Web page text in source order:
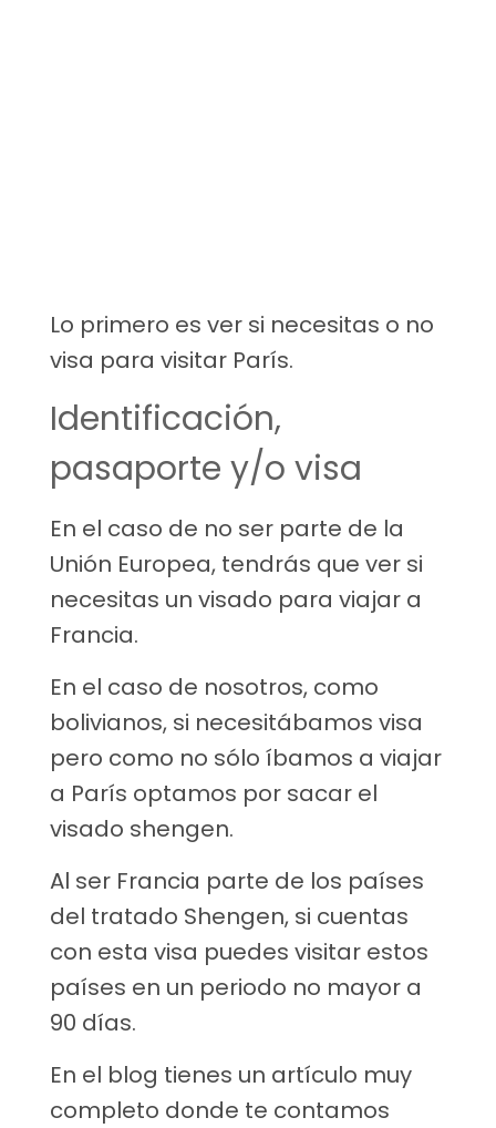
Lo primero es ver si necesitas o no
visa para visitar París.
Identificación,
pasaporte y/o visa
En el caso de no ser parte de la
Unión Europea, tendrás que ver si
necesitas un visado para viajar a
Francia.
En el caso de nosotros, como
bolivianos, si necesitábamos visa
pero como no sólo íbamos a viajar
a París optamos por sacar el
visado shengen.
Al ser Francia parte de los países
del tratado Shengen, si cuentas
con esta visa puedes visitar estos
países en un periodo no mayor a
90 días.
En el blog tienes un artículo muy
completo donde te contamos